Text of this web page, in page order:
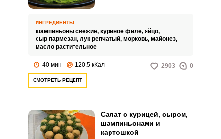
полезное сочетание продуктов,
нежная заправка из майонеза
делают его сытным и
ИНГРЕДИЕНТЫ
шампиньоны свежие, куриное филе, яйцо,
сыр пармезан, лук репчатый, морковь, майонез,
масло растительное
40 мин 120.5 кКал 2903 0
СМОТРЕТЬ РЕЦЕПТ
Салат с курицей, сыром,
шампиньонами и
картошкой